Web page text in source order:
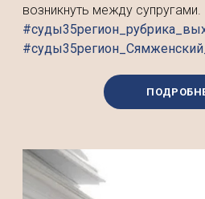
возникнуть между супругами.